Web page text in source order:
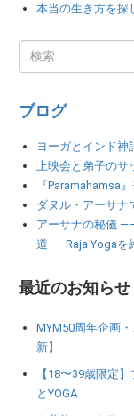
本当の生き方を探
ブログ
ヨーガとインド神
上映会と弟子のサ
『Paramahamsa
ダヌル・アーサナ
アーサナの秘儀
道――Raja Yogaを
最近のお知らせ
MYM50周年企画
新】
【18〜39歳限定
とYOGA